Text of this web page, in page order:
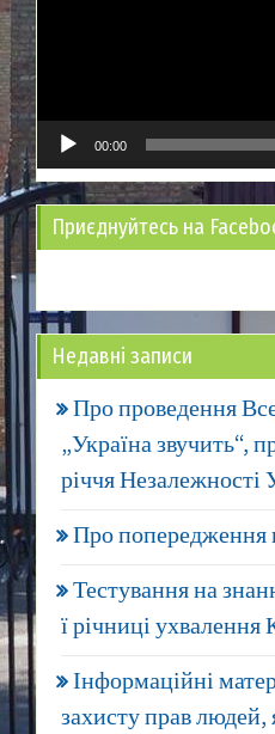
00:00
Приєднуйтесь на
Недавні записи
Про проведення
„Україна звучить“,
річчя Незалежності
Про попередження
Тестування на
ї річниці ухвалення
Інформаційні
захисту прав людей,